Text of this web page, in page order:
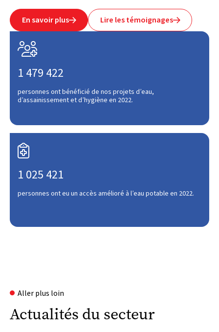
En savoir plus Lire les témoignages

1 479 422
personnes ont bénéficié de nos projets d’eau,
d’assainissement et d’hygiène en 2022.

1 025 421
personnes ont eu un accès amélioré à l’eau potable en 2022.
Aller plus loin
Actualités du secteur